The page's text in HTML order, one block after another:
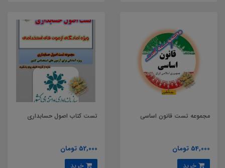
مجموعه تست قانون اساسی
54,000 تومان
تست کتاب اصول حسابداری
52,000 تومان